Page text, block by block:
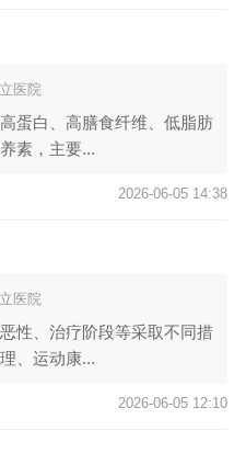
医院
蛋白、高膳食纤维、低脂肪
素，主要...
2026-06-05 14:38
医院
性、治疗阶段等采取不同措
、运动康...
2026-06-05 12:10